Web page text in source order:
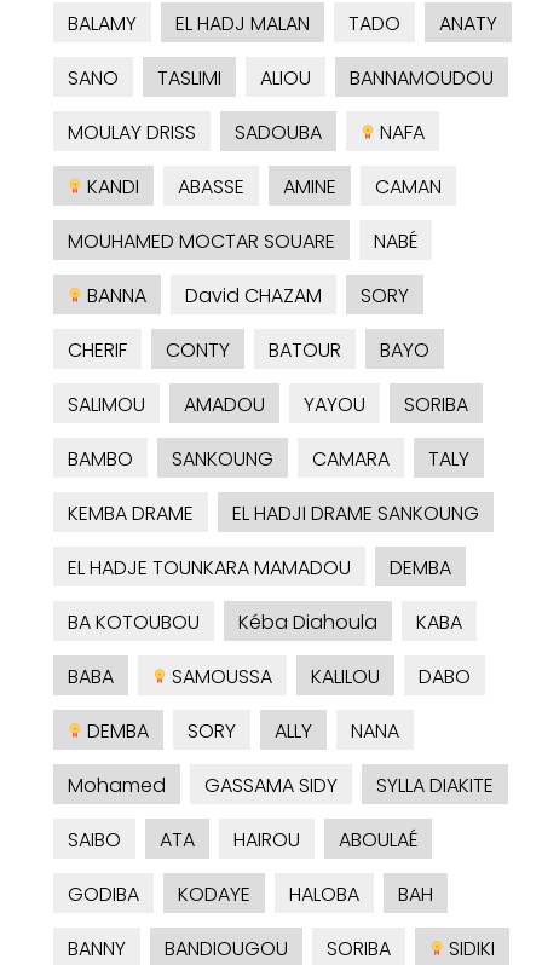
BALAMY
EL HADJ MALAN TADO
ANATY
SANO
TASLIMI ALIOU
BANNAMOUDOU
MOULAY DRISS
SADOUBA
NAFA
KANDI
ABASSE AMINE
CAMAN
MOUHAMED MOCTAR SOUARE
NABÉ
BANNA
David CHAZAM
SORY
CHERIF
CONTY BATOUR
BAYO
SALIMOU
AMADOU YAYOU
SORIBA
BAMBO
SANKOUNG CAMARA
TALY
KEMBA DRAME
EL HADJI DRAME SANKOUNG
EL HADJE TOUNKARA MAMADOU
DEMBA
BA KOTOUBOU
Kéba Diahoula
KABA
BABA
SAMOUSSA KALILOU
DABO
DEMBA
SORY ALLY
NANA
Mohamed
GASSAMA SIDY
SYLLA DIAKITE
SAIBO
ATA HAIROU
ABOULAÉ
GODIBA
KODAYE HALOBA
BAH
BANNY
BANDIOUGOU SORIBA SIDIKI